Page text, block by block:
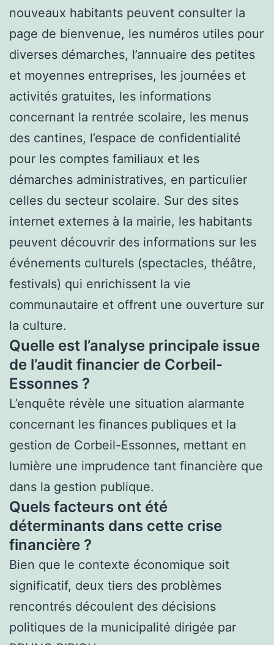
nouveaux habitants peuvent consulter la
page de bienvenue, les numéros utiles pour
diverses démarches, l’annuaire des petites
et moyennes entreprises, les journées et
activités gratuites, les informations
concernant la rentrée scolaire, les menus
des cantines, l’espace de confidentialité
pour les comptes familiaux et les
démarches administratives, en particulier
celles du secteur scolaire. Sur des sites
internet externes à la mairie, les habitants
peuvent découvrir des informations sur les
événements culturels (spectacles, théâtre,
festivals) qui enrichissent la vie
communautaire et offrent une ouverture sur
la culture.
Quelle est l’analyse principale issue
de l’audit financier de Corbeil-
Essonnes ?
L’enquête révèle une situation alarmante
concernant les finances publiques et la
gestion de Corbeil-Essonnes, mettant en
lumière une imprudence tant financière que
dans la gestion publique.
Quels facteurs ont été
déterminants dans cette crise
financière ?
Bien que le contexte économique soit
significatif, deux tiers des problèmes
rencontrés découlent des décisions
politiques de la municipalité dirigée par